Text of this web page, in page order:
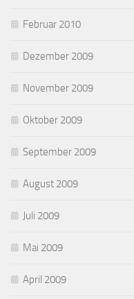
Februar 2010
Dezember 2009
November 2009
Oktober 2009
September 2009
August 2009
Juli 2009
Mai 2009
April 2009